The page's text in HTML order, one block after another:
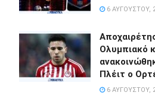
6 ΑΥΓΟΎΣΤΟΥ,
Ολυμπιακό
Πλέιτ ο
6 ΑΥΓΟΎΣΤΟΥ,